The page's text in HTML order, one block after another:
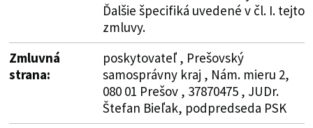
Ďalšie špecifiká uvedené v čl. I. tejto
zmluvy.
Zmluvná
strana:
poskytovateľ , Prešovský
samosprávny kraj , Nám. mieru 2,
080 01 Prešov , 37870475 , JUDr.
Štefan Bieľak, podpredseda PSK